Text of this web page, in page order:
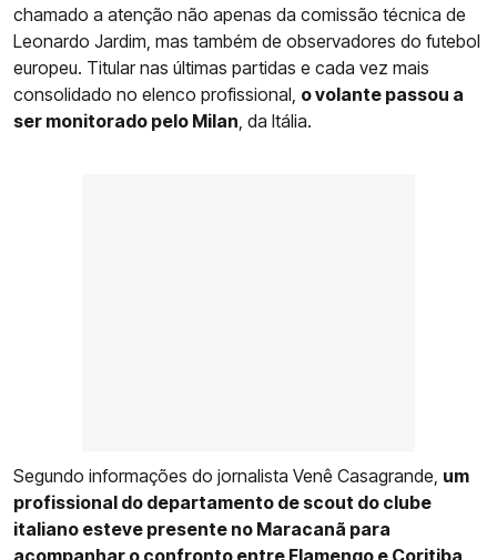
chamado a atenção não apenas da comissão técnica de
Leonardo Jardim, mas também de observadores do futebol
europeu. Titular nas últimas partidas e cada vez mais
consolidado no elenco profissional, o volante passou a
ser monitorado pelo Milan , da Itália.
Segundo informações do jornalista Venê Casagrande, um
profissional do departamento de scout do clube
italiano esteve presente no Maracanã para
acompanhar o confronto entre Flamengo e Coritiba